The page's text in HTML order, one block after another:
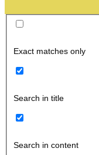
Exact matches only
Search in title
Search in content